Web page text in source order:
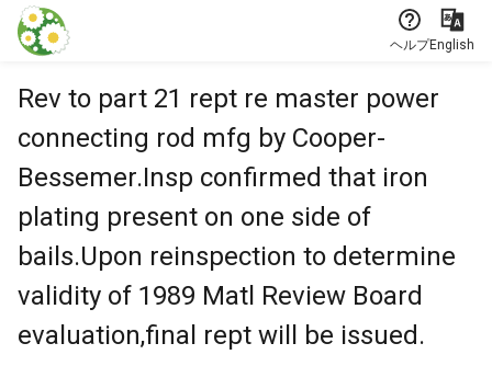
本文に飛ぶ
ヘルプEnglish
Rev to part 21 rept re master power
connecting rod mfg by Cooper-
Bessemer.Insp confirmed that iron
plating present on one side of
bails.Upon reinspection to determine
validity of 1989 Matl Review Board
evaluation,final rept will be issued.